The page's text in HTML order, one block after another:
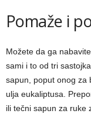
Pomaže i
Možete da ga
sami i to od tri
sapun, poput onog za
ulja eukaliptusa.
ili tečni sapun za ruke